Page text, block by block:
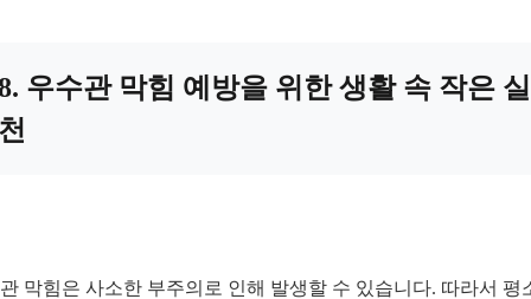
우수관 막힘 예방을 위한 생활 속 작은 실
막힘은 사소한 부주의로 인해 발생할 수 있습니다. 따라서 평